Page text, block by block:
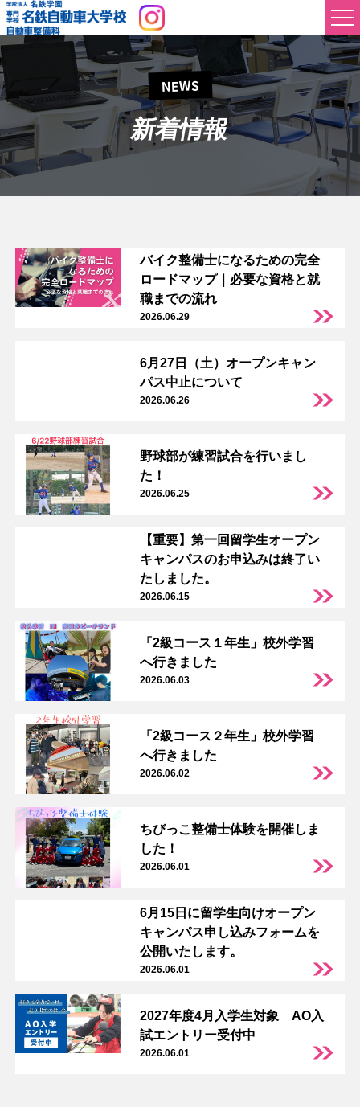
NEWS
新着情報
バイク整備士になるための完全
ロードマップ｜必要な資格と就
職までの流れ
2026.06.29
6月27日（土）オープンキャン
パス中止について
2026.06.26
野球部が練習試合を行いまし
た！
2026.06.25
【重要】第一回留学生オープン
キャンパスのお申込みは終了い
たしました。
2026.06.15
「2級コース１年生」校外学習
へ行きました
2026.06.03
「2級コース２年生」校外学習
へ行きました
2026.06.02
ちびっこ整備士体験を開催しま
した！
2026.06.01
6月15日に留学生向けオープン
キャンパス申し込みフォームを
公開いたします。
2026.06.01
2027年度4月入学生対象 AO入
試エントリー受付中
2026.06.01